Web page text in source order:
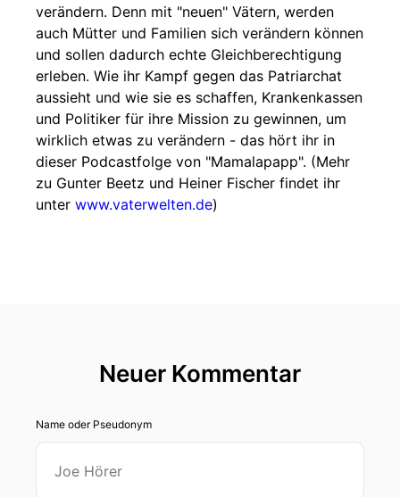
verändern. Denn mit "neuen" Vätern, werden
auch Mütter und Familien sich verändern können
und sollen dadurch echte Gleichberechtigung
erleben. Wie ihr Kampf gegen das Patriarchat
aussieht und wie sie es schaffen, Krankenkassen
und Politiker für ihre Mission zu gewinnen, um
wirklich etwas zu verändern - das hört ihr in
dieser Podcastfolge von "Mamalapapp". (Mehr
zu Gunter Beetz und Heiner Fischer findet ihr
unter www.vaterwelten.de)
Neuer Kommentar
Name oder Pseudonym